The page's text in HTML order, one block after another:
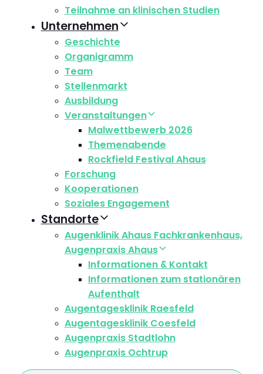
Teilnahme an klinischen Studien
Unternehmen
Geschichte
Organigramm
Team
Stellenmarkt
Ausbildung
Veranstaltungen
Malwettbewerb 2026
Themenabende
Rockfield Festival Ahaus
Forschung
Kooperationen
Soziales Engagement
Standorte
Augenklinik Ahaus Fachkrankenhaus,
Augenpraxis Ahaus
Informationen & Kontakt
Informationen zum stationären
Aufenthalt
Augentagesklinik Raesfeld
Augentagesklinik Coesfeld
Augenpraxis Stadtlohn
Augenpraxis Ochtrup